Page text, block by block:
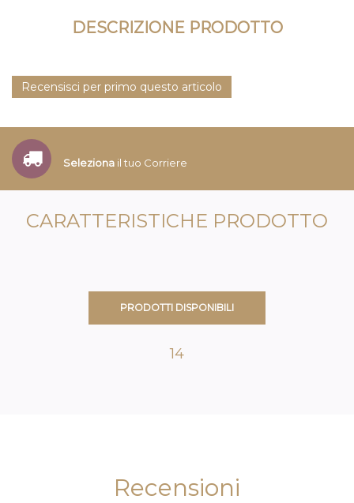
DESCRIZIONE PRODOTTO
Recensisci per primo questo articolo
Seleziona il tuo Corriere
CARATTERISTICHE PRODOTTO
PRODOTTI DISPONIBILI
14
Recensioni